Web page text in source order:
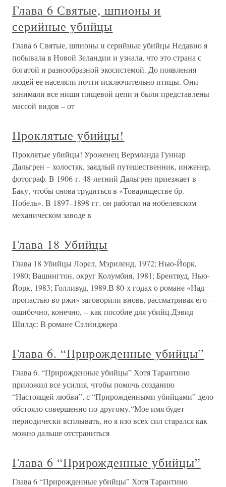
Глава 6 Святые, шпионы и
серийные убийцы
Глава 6 Святые, шпионы и серийные убийцы Недавно я
побывала в Новой Зеландии и узнала, что это страна с
богатой и разнообразной экосистемой. До появления
людей ее населяли почти исключительно птицы. Они
занимали все ниши пищевой цепи и были представлены
массой видов – от
Проклятые убийцы!
Проклятые убийцы! Уроженец Вермланда Гуннар
Дальгрен – холостяк, заядлый путешественник, инженер,
фотограф. B 1906 г. 48-летний Дальгрен приезжает в
Баку, чтобы снова трудиться в «Товариществе бр.
Нобель». B 1897–1898 гг. он работал на нобелевском
механическом заводе в
Глава 18 Убийцы
Глава 18 Убийцы Лорел, Мэриленд, 1972; Нью-Йорк,
1980; Вашингтон, округ Колумбия, 1981; Брентвуд, Нью-
Йорк, 1983; Голливуд, 1989.В 80-х годах о романе «Над
пропастью во ржи» заговорили вновь, рассматривая его –
ошибочно, конечно, – как пособие для убийц.Дэвид
Шилдс: В романе Сэлинджера
Глава 6. “Прирожденные убийцы”
Глава 6. “Прирожденные убийцы” Хотя Тарантино
приложил все усилия, чтобы помочь созданию
“Настоящей любви”, с “Прирожденными убийцами” дело
обстояло совершенно по-другому.“Мое имя будет
периодически всплывать, но я изо всех сил старался как
можно дальше отстраниться
Глава 6 “Прирожденные убийцы”
Глава 6 “Прирожденные убийцы” Хотя Тарантино